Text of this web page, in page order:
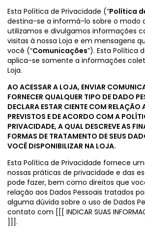
Esta Política de Privacidade (“Política
destina-se a informá-lo sobre o modo
utilizamos e divulgamos informações
visitas à nossa Loja e em mensagens
você (“Comunicações”). Esta Política
aplica-se somente a informações
Loja.
AO ACESSAR A LOJA, ENVIAR
FORNECER QUALQUER TIPO DE DADO
DECLARA ESTAR CIENTE COM RELAÇÃO
PREVISTOS E DE ACORDO COM A
PRIVACIDADE, A QUAL DESCREVE AS
FORMAS DE TRATAMENTO DE SEUS
VOCÊ DISPONIBILIZAR NA LOJA.
Esta Política de Privacidade fornece
nossas práticas de privacidade e das
pode fazer, bem como direitos que
relação aos Dados Pessoais tratados
alguma dúvida sobre o uso de Dados
contato com [[[ INDICAR SUAS
]]].